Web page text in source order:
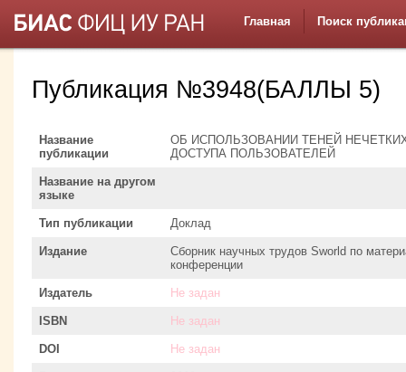
Главная Поиск
Публикация №3948(БАЛЛЫ 5)
Название
публикации
ОБ ИСПОЛЬЗОВАНИИ ТЕНЕЙ
ДОСТУПА ПОЛЬЗОВАТЕЛЕЙ
Название на другом
языке
Тип публикации Доклад
Издание
Сборник научных трудов Sworld по
конференции
Издатель Не задан
ISBN Не задан
DOI Не задан